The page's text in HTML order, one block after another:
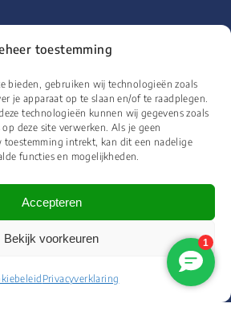
toestemming
bieden, gebruiken wij technologieën zoals
je apparaat op te slaan en/of te raadplegen.
technologieën kunnen wij gegevens zoals
deze site verwerken. Als je geen
intrekt, kan dit een nadelige
functies en mogelijkheden.
Accepteren
Bekijk voorkeuren
Privacyverklaring
Alle rechten voorbehouden